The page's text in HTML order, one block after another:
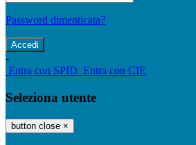
Password dimenticata?
-
Entra con SPID Entra con CIE
Seleziona utente
button close ×